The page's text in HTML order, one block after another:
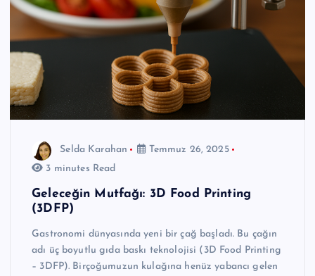
Selda Karahan
Temmuz 26, 2025
3 minutes Read
Geleceğin Mutfağı: 3D Food Printing
(3DFP)
Gastronomi dünyasında yeni bir çağ başladı. Bu çağın
adı üç boyutlu gıda baskı teknolojisi (3D Food Printing
– 3DFP). Birçoğumuzun kulağına henüz yabancı gelen